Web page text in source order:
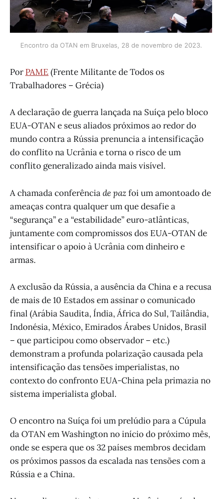
Encontro da OTAN em Bruxelas, 28 de novembro de 2023.
PorPAME (Frente Militante de Todos os
Trabalhadores – Grécia)
A declaração de guerra lançada na Suíça pelo bloco
EUA-OTAN e seus aliados próximos ao redor do
mundo contra a Rússia prenuncia a intensificação
do conflito na Ucrânia e torna o risco de um
conflito generalizado ainda mais visível.
A chamada conferênciade pazfoi um amontoado de
ameaças contra qualquer um que desafie a
“segurança” e a “estabilidade” euro-atlânticas,
juntamente com compromissos dos EUA-OTAN de
intensificar o apoio à Ucrânia com dinheiro e
armas.
A exclusão da Rússia, a ausência da China e a recusa
de mais de 10 Estados em assinar o comunicado
final (Arábia Saudita, Índia, África do Sul, Tailândia,
Indonésia, México, Emirados Árabes Unidos, Brasil
– que participou como observador – etc.)
demonstram a profunda polarização causada pela
intensificação das tensões imperialistas, no
contexto do confronto EUA-China pela primazia no
sistema imperialista global.
O encontro na Suíça foi um prelúdio para a Cúpula
da OTAN em Washington no início do próximo mês,
onde se espera que os 32 países membros decidam
os próximos passos da escalada nas tensões com a
Rússia e a China.